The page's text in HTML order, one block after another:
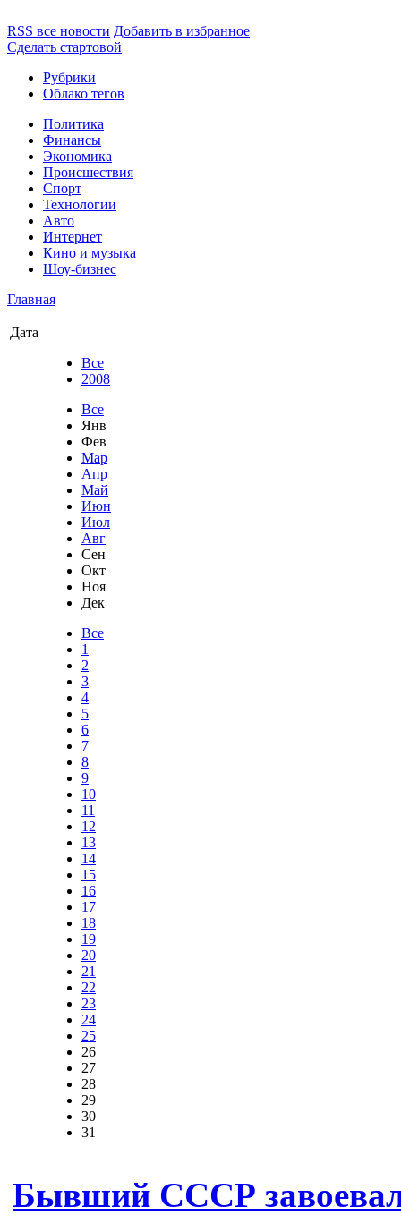
RSS все новости Добавить в избранное
Сделать стартовой
Рубрики
Облако тегов
Политика
Финансы
Экономика
Происшествия
Спорт
Технологии
Авто
Интернет
Кино и музыка
Шоу-бизнес
Главная
Дата
Все
2008
Все
Янв
Фев
Мар
Апр
Май
Июн
Июл
Авг
Сен
Окт
Ноя
Дек
Все
1
2
3
4
5
6
7
8
9
10
11
12
13
14
15
16
17
18
19
20
21
22
23
24
25
26
27
28
29
30
31
Бывший СССР